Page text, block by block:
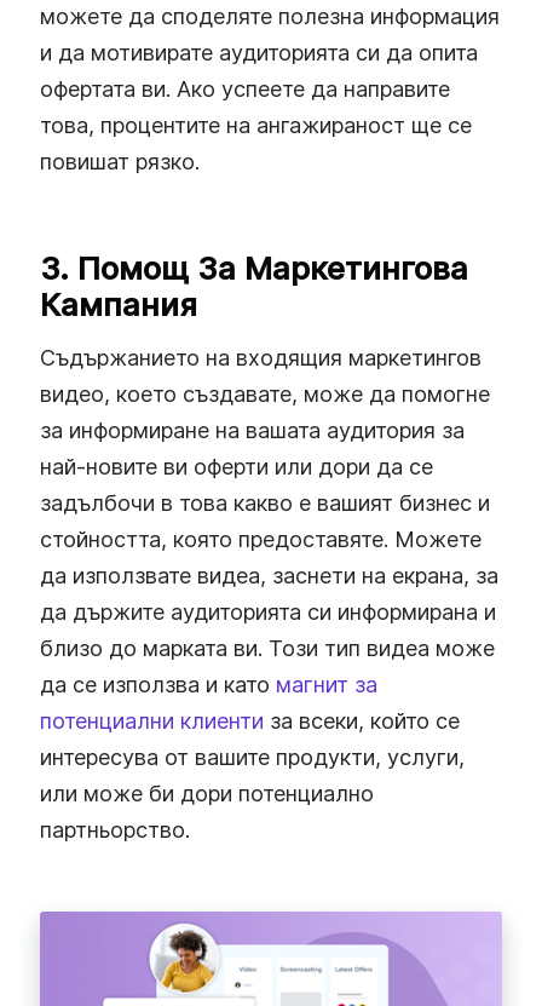
можете да споделяте полезна информация
и да мотивирате аудиторията си да опита
офертата ви. Ако успеете да направите
това, процентите на ангажираност ще се
повишат рязко.
3. Помощ За Маркетингова
Кампания
Съдържанието на входящия маркетингов
видео, което създавате, може да помогне
за информиране на вашата аудитория за
най-новите ви оферти или дори да се
задълбочи в това какво е вашият бизнес и
стойността, която предоставяте. Можете
да използвате видеа, заснети на екрана, за
да държите аудиторията си информирана и
близо до марката ви. Този тип видеа може
да се използва и като магнит за
потенциални клиенти за всеки, който се
интересува от вашите продукти, услуги,
или може би дори потенциално
партньорство.